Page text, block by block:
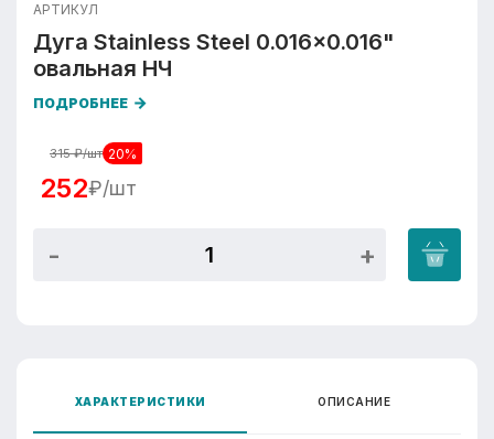
АРТИКУЛ
Дуга Stainless Steel 0.016x0.016"
овальная НЧ
ПОДРОБНЕЕ
315 ₽/шт 20%
252₽/шт
ХАРАКТЕРИСТИКИ ОПИСАНИЕ